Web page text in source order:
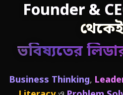
Founder &
থেকেই
ভবিষ্যতের
Business Thinking,